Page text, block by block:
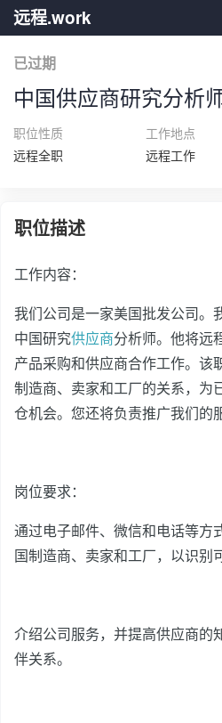
远程.work
已过期
中国供应商研究分析
职位性质
远程全职
工作地点
远程工作
职位描述
工作内容：
我们公司是一家美国批发公司。
中国研究供应商分析师。他将远
产品采购和供应商合作工作。该
制造商、卖家和工厂的关系，为
仓机会。您还将负责推广我们的
岗位要求：
通过电子邮件、微信和电话等方
国制造商、卖家和工厂，以识别
介绍公司服务，并提高供应商的
伴关系。